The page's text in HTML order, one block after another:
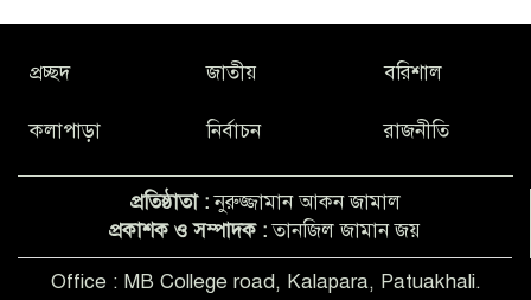
প্রচ্ছদ জাতীয় বরিশাল
কলাপাড়া নির্বাচন রাজনীতি
প্রতিষ্ঠাতা :নুরুজ্জামান আকন জামাল
প্রকাশক ও সম্পাদক :তানজিল জামান জয়
Office : MB College road, Kalapara, Patuakhali.